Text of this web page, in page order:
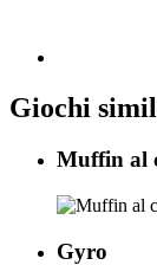
Giochi
Muffin al
Gyro